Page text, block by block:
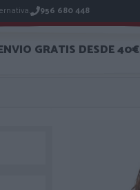
956 680 448
GRATIS DESDE 40€